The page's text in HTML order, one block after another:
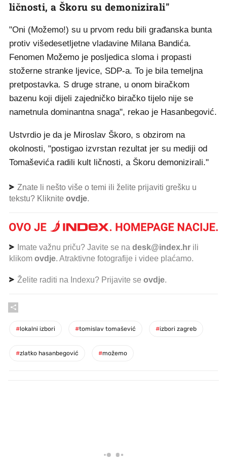
ličnosti, a Škoru su demonizirali"
"Oni (Možemo!) su u prvom redu bili građanska bunta
protiv višedesetljetne vladavine Milana Bandića.
Fenomen Možemo je posljedica sloma i propasti
stožerne stranke ljevice, SDP-a. To je bila temeljna
pretpostavka. S druge strane, u onom biračkom
bazenu koji dijeli zajedničko biračko tijelo nije se
nametnula dominantna snaga", rekao je Hasanbegović.
Ustvrdio je da je Miroslav Škoro, s obzirom na
okolnosti, "postigao izvrstan rezultat jer su mediji od
Tomaševića radili kult ličnosti, a Škoru demonizirali."
Znate li nešto više o temi ili želite prijaviti grešku u
tekstu? Kliknite ovdje.
Imate važnu priču? Javite se na desk@index.hr ili
klikom ovdje. Atraktivne fotografije i videe plaćamo.
Želite raditi na Indexu? Prijavite se ovdje.
#lokalni izbori #tomislav tomašević #izbori zagreb
#zlatko hasanbegović #možemo